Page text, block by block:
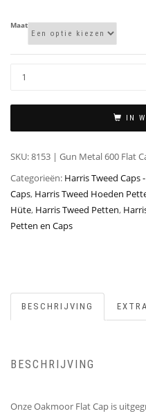
Maat
IN
SKU:8153 | Gun Metal 600 Flat
Categorieën: Harris Tweed Caps
Caps, Harris Tweed Hoeden
Hüte, Harris Tweed Petten,
Petten en Caps
BESCHRIJVING
BESCHRIJVING
Onze Oakmoor Flat Cap is